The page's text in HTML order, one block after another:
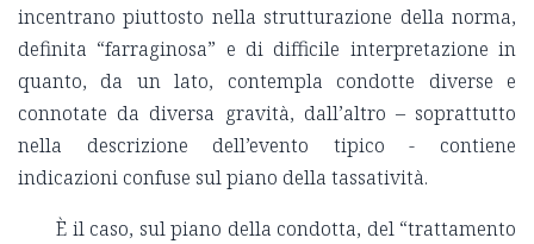
incentrano piuttosto nella strutturazione della norma,
definita “farraginosa” e di difficile interpretazione in
quanto, da un lato, contempla condotte diverse e
connotate da diversa gravità, dall’altro – soprattutto
nella descrizione dell’evento tipico - contiene
indicazioni confuse sul piano della tassatività.
È il caso, sul piano della condotta, del “trattamento